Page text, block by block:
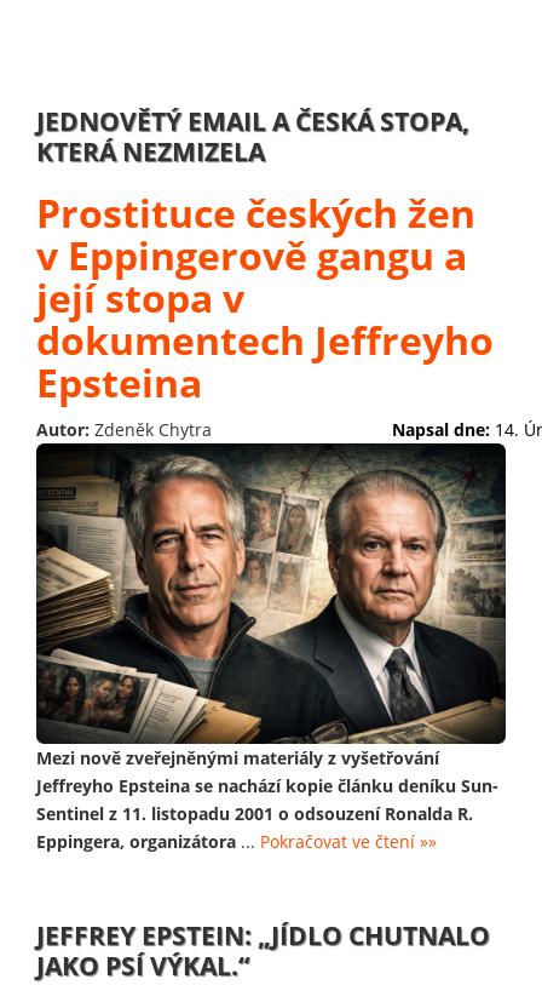
JEDNOVĚTÝ EMAIL A ČESKÁ STOPA,
KTERÁ NEZMIZELA
Prostituce českých žen
v Eppingerově gangu a
její stopa v
dokumentech Jeffreyho
Epsteina
Autor: Zdeněk Chytra Napsal dne: 14.
Mezi nově zveřejněnými materiály z vyšetřování
Jeffreyho Epsteina se nachází kopie článku deníku Sun-
Sentinel z 11. listopadu 2001 o odsouzení Ronalda R.
Eppingera, organizátora ... Pokračovat ve čtení »»
JEFFREY EPSTEIN: „JÍDLO CHUTNALO
JAKO PSÍ VÝKAL.“